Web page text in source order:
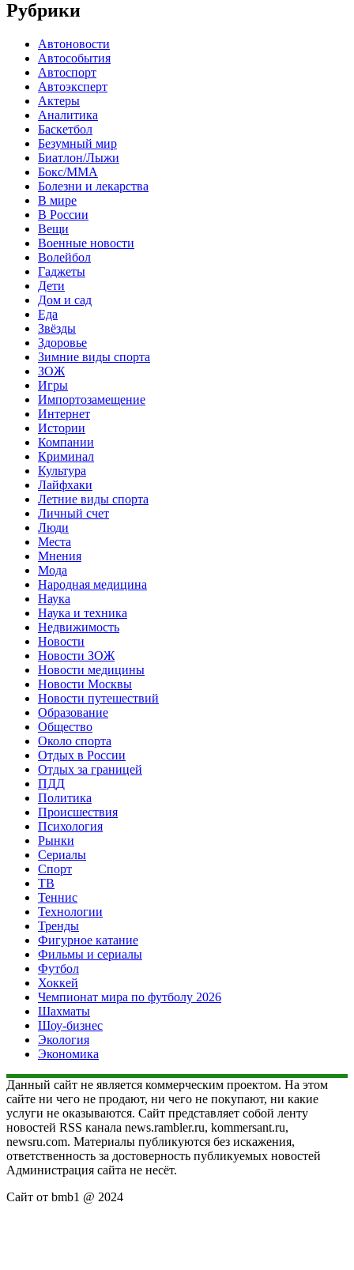
Рубрики
Автоновости
Автособытия
Автоспорт
Автоэксперт
Актеры
Аналитика
Баскетбол
Безумный мир
Биатлон/Лыжи
Бокс/MMA
Болезни и лекарства
В мире
В России
Вещи
Военные новости
Волейбол
Гаджеты
Дети
Дом и сад
Еда
Звёзды
Здоровье
Зимние виды спорта
ЗОЖ
Игры
Импортозамещение
Интернет
Истории
Компании
Криминал
Культура
Лайфхаки
Летние виды спорта
Личный счет
Люди
Места
Мнения
Мода
Народная медицина
Наука
Наука и техника
Недвижимость
Новости
Новости ЗОЖ
Новости медицины
Новости Москвы
Новости путешествий
Образование
Общество
Около спорта
Отдых в России
Отдых за границей
ПДД
Политика
Происшествия
Психология
Рынки
Сериалы
Спорт
ТВ
Теннис
Технологии
Тренды
Фигурное катание
Фильмы и сериалы
Футбол
Хоккей
Чемпионат мира по футболу 2026
Шахматы
Шоу-бизнес
Экология
Экономика
Данный сайт не является коммерческим проектом. На этом
сайте ни чего не продают, ни чего не покупают, ни какие
услуги не оказываются. Сайт представляет собой ленту
новостей RSS канала news.rambler.ru, kommersant.ru,
newsru.com. Материалы публикуются без искажения,
ответственность за достоверность публикуемых новостей
Администрация сайта не несёт.
Сайт от bmb1 @ 2024